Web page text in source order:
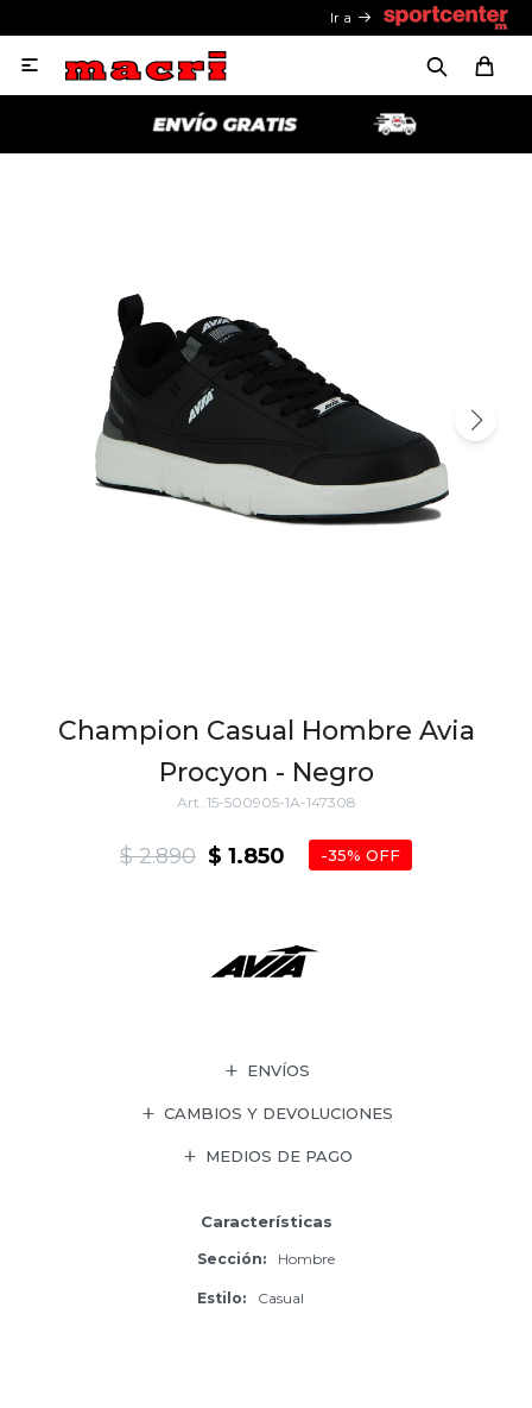
Ir a

Champion Casual Hombre Avia
Procyon - Negro
15-500905-1A-147308
$ 1.850
$ 2.890 35
ENVÍOS
CAMBIOS Y DEVOLUCIONES
MEDIOS DE PAGO
Características
Sección Hombre
Estilo Casual